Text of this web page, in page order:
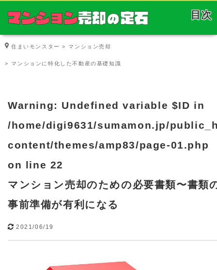
住まいモンスター マンション売却
マンションに特化した不動産の基礎知識
Warning: Undefined variable $ID in
/home/digi9631/sumamon.jp/
content/themes/amp83/page-01.php
on line 22
マンション売却のための必要書類〜書類
事前準備が有利になる
2021/06/19
目次